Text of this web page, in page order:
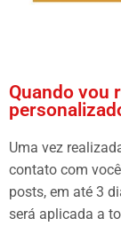
Quando vou
Uma vez
contato com
posts, em até 3
será aplicada a